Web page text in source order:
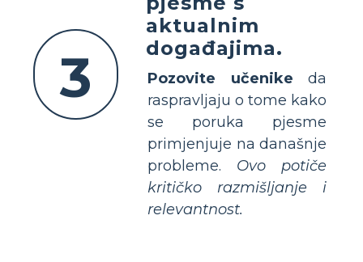
3
aktualnim
događajima.
Pozovite učenike da
raspravljaju o tome kako
se poruka pjesme
primjenjuje na današnje
probleme. Ovo potiče
kritičko razmišljanje i
relevantnost.